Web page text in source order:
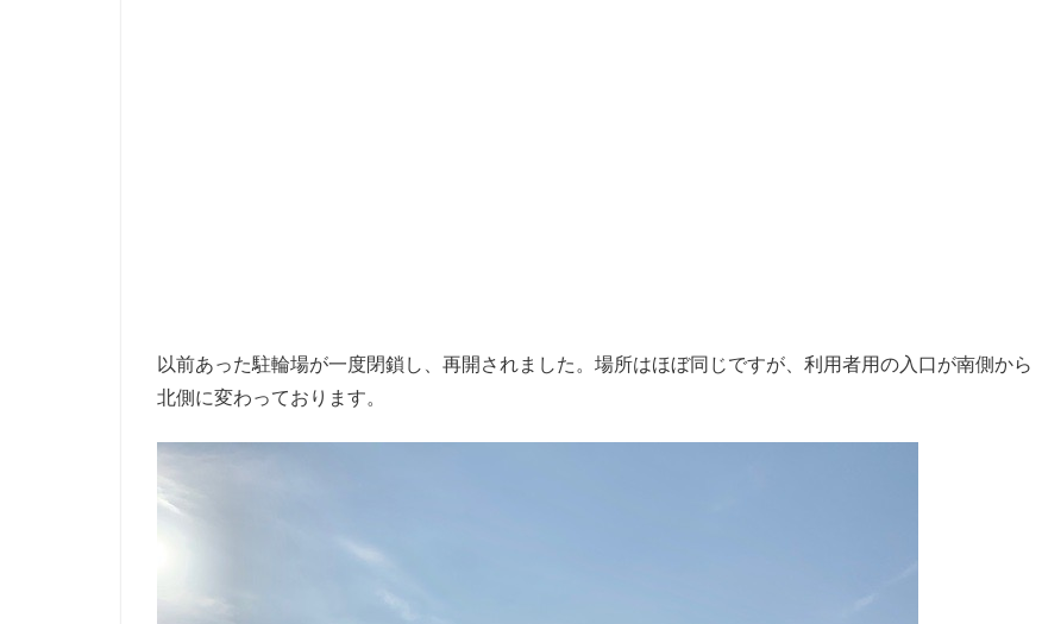
以前あった駐輪場が一度閉鎖し、再開されました。場所はほぼ同じですが、利用者用の入口が南側から
北側に変わっております。